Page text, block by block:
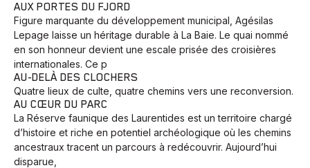
AUX PORTES DU FJORD
Figure marquante du développement municipal, Agésilas
Lepage laisse un héritage durable à La Baie. Le quai nommé
en son honneur devient une escale prisée des croisières
internationales. Ce p
AU-DELÀ DES CLOCHERS
Quatre lieux de culte, quatre chemins vers une reconversion.
AU CŒUR DU PARC
La Réserve faunique des Laurentides est un territoire chargé
d’histoire et riche en potentiel archéologique où les chemins
ancestraux tracent un parcours à redécouvrir. Aujourd’hui
disparue,